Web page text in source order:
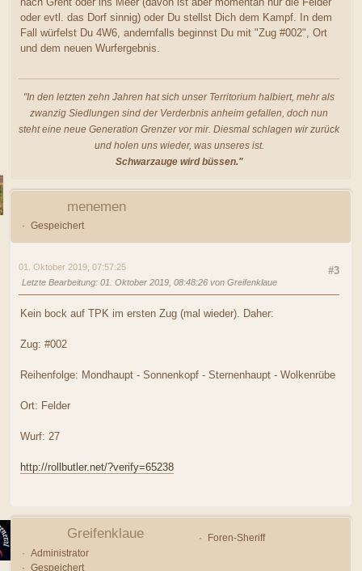
oder evtl. das Dorf sinnig) oder Du stellst Dich dem Kampf. In dem
Fall würfelst Du 4W6, andernfalls beginnst Du mit "Zug #002", Ort
und dem neuen Wurfergebnis.
"In den letzten zehn Jahren hat sich unser Territorium halbiert, mehr als
zwanzig Siedlungen sind der Verderbnis anheim gefallen, doch nun
steht eine neue Generation Grenzer vor mir. Diesmal schlagen wir zurück
und holen uns wieder, was unseres ist.
Schwarzauge wird büssen."
menemen
Gespeichert
#3
01. Oktober 2019, 07:57:25
Letzte Bearbeitung: 01. Oktober 2019, 08:48:26 von Greifenklaue
Kein bock auf TPK im ersten Zug (mal wieder). Daher:
Zug: #002
Reihenfolge: Mondhaupt - Sonnenkopf - Sternenhaupt - Wolkenrübe
Ort: Felder
Wurf: 27
http://rollbutler.net/?verify=65238
Greifenklaue
Foren-Sheriff
Administrator
Gespeichert